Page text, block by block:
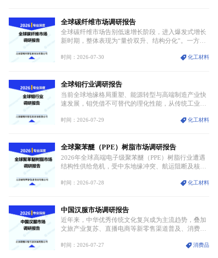
型为新能源核心战略矿产，全球产业形成“印尼掌控
资源与产能、中国主导消费与技术、工艺向低碳湿法
迭代、再生镍加速补位”的全新格局。
全球碳纤维市场调研报告
全球碳纤维市场告别低速增长阶段，进入爆发式增长
新时期，整体表现为“量价双升、结构分化”。一方面
持续扩张；另一方面产品、需求、应用场景呈现明显
体规模扩张，高附加值领域与规模化工业应用形成两
大独立增长体系。
时间：2026-07-30 化工材料
全球钼行业调研报告
当前全球地缘格局重塑、能源转型与高端制造产业快
速发展，钼凭借不可替代的理化性能，从传统工业金
需格局重构、价值体系重估的新阶段。钼是典型难熔
贯穿传统工业、高端制造、军工、新能源等多个核心
产业，成为现代工业体系中不可或缺的基础材料。
时间：2026-07-29 化工材料
全球聚苯醚（PPE）树脂市场调研报告
2026年全球高端电子级聚苯醚（PPE）树脂行业遭遇
结构性供给危机，受中东地缘冲突、航运阻断及核心
停产，行业长期维持寡头垄断的供应链格局彻底瓦
价无市”的供给真空，并沿高频覆铜板、PCB电路板向
AI服务器、5G基站等高端电子终端持续传导，全产业
链生产、成本、交付均承受巨大压力。
时间：2026-07-28 化工材料
中国汉服市场调研报告
近年来，中华优秀传统文化复兴成为主流趋势，叠加
文旅产业复苏、直播电商等新零售渠道普及、消费群
服不再局限于传统节日、古风活动等小众场景，逐步
时间：2026-07-27 消费品